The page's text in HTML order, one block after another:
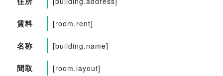
賃料 [room.rent]
名称 [building.name]
間取 [room.layout]